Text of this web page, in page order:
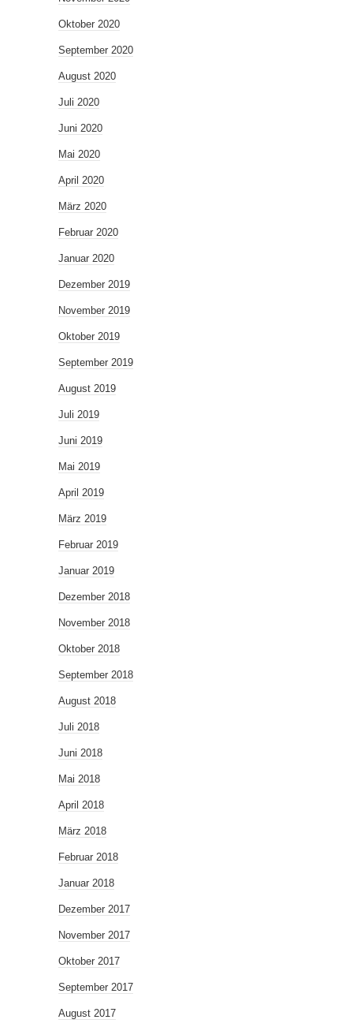
Oktober 2020
September 2020
August 2020
Juli 2020
Juni 2020
Mai 2020
April 2020
März 2020
Februar 2020
Januar 2020
Dezember 2019
November 2019
Oktober 2019
September 2019
August 2019
Juli 2019
Juni 2019
Mai 2019
April 2019
März 2019
Februar 2019
Januar 2019
Dezember 2018
November 2018
Oktober 2018
September 2018
August 2018
Juli 2018
Juni 2018
Mai 2018
April 2018
März 2018
Februar 2018
Januar 2018
Dezember 2017
November 2017
Oktober 2017
September 2017
August 2017